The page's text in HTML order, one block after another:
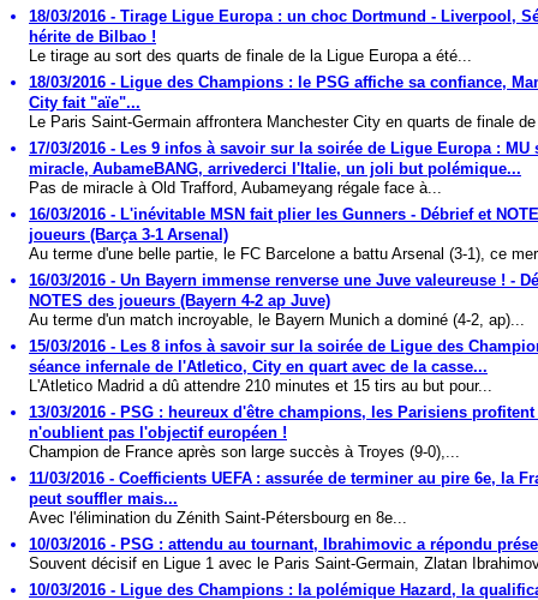
18/03/2016 - Tirage Ligue Europa : un choc Dortmund - Liverpool,
hérite de Bilbao !
Le tirage au sort des quarts de finale de la Ligue Europa a été...
18/03/2016 - Ligue des Champions : le PSG affiche sa confiance,
City fait "aïe"...
Le Paris Saint-Germain affrontera Manchester City en quarts de finale
17/03/2016 - Les 9 infos à savoir sur la soirée de Ligue Europa : MU
miracle, AubameBANG, arrivederci l'Italie, un joli but polémique...
Pas de miracle à Old Trafford, Aubameyang régale face à...
16/03/2016 - L'inévitable MSN fait plier les Gunners - Débrief et
joueurs (Barça 3-1 Arsenal)
Au terme d'une belle partie, le FC Barcelone a battu Arsenal (3-1), ce
16/03/2016 - Un Bayern immense renverse une Juve valeureuse ! -
NOTES des joueurs (Bayern 4-2 ap Juve)
Au terme d'un match incroyable, le Bayern Munich a dominé (4-2, ap)...
15/03/2016 - Les 8 infos à savoir sur la soirée de Ligue des
séance infernale de l'Atletico, City en quart avec de la casse...
L'Atletico Madrid a dû attendre 210 minutes et 15 tirs au but pour...
13/03/2016 - PSG : heureux d'être champions, les Parisiens profitent
n'oublient pas l'objectif européen !
Champion de France après son large succès à Troyes (9-0),...
11/03/2016 - Coefficients UEFA : assurée de terminer au pire 6e, la
peut souffler mais...
Avec l'élimination du Zénith Saint-Pétersbourg en 8e...
10/03/2016 - PSG : attendu au tournant, Ibrahimovic a répondu
Souvent décisif en Ligue 1 avec le Paris Saint-Germain, Zlatan
10/03/2016 - Ligue des Champions : la polémique Hazard, la